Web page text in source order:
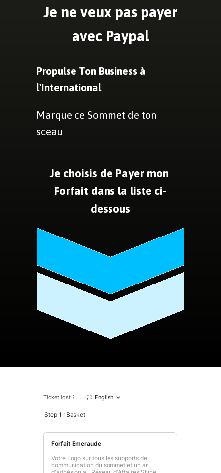
Je ne veux pas payer
avec Paypal
Propulse Ton Business à
l'International
Marque ce Sommet de ton
sceau
Je choisis de Payer mon
Forfait dans la liste ci-
dessous